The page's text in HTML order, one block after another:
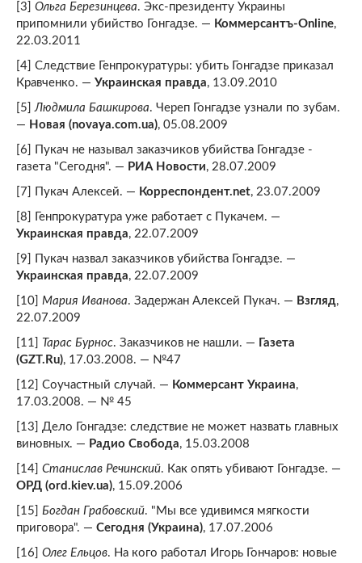
[3] Ольга Березинцева. Экс-президенту Украины
припомнили убийство Гонгадзе. — Коммерсантъ-Online,
22.03.2011
[4] Следствие Генпрокуратуры: убить Гонгадзе приказал
Кравченко. — Украинская правда, 13.09.2010
[5]Людмила Башкирова. Череп Гонгадзе узнали по зубам.
— Новая (novaya.com.ua), 05.08.2009
[6] Пукач не называл заказчиков убийства Гонгадзе -
газета "Сегодня". — РИА Новости, 28.07.2009
[7] Пукач Алексей. — Корреспондент.net, 23.07.2009
[8] Генпрокуратура уже работает с Пукачем. —
Украинская правда, 22.07.2009
[9] Пукач назвал заказчиков убийства Гонгадзе. —
Украинская правда, 22.07.2009
[10] Мария Иванова. Задержан Алексей Пукач. — Взгляд,
22.07.2009
[11] Тарас Бурнос. Заказчиков не нашли. — Газета
(GZT.Ru), 17.03.2008. — №47
[12] Соучастный случай. — Коммерсант Украина,
17.03.2008. — № 45
[13] Дело Гонгадзе: следствие не может назвать главных
виновных. — Радио Свобода, 15.03.2008
[14] Станислав Речинский. Как опять убивают Гонгадзе. —
ОРД (ord.kiev.ua), 15.09.2006
[15] Богдан Грабовский. "Мы все удивимся мягкости
приговора". — Сегодня (Украина), 17.07.2006
[16] Олег Ельцов. На кого работал Игорь Гончаров: новые